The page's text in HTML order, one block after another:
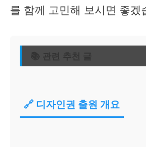
를 함께 고민해 보시면 좋겠
📚 관련 추천 글
🔗 디자인권 출원 개요